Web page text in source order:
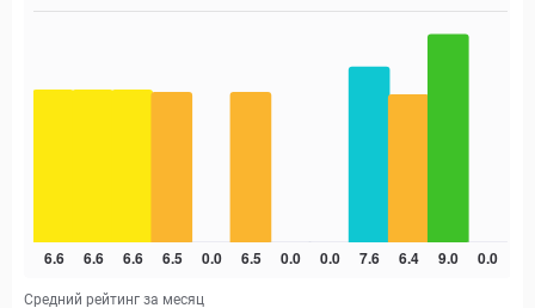
Средний рейтинг за месяц